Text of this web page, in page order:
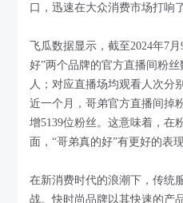
口，迅速在大众消费市场打响
飞瓜数据显示，截至2024年7
好”两个品牌的官方直播间粉
人；对应直播场均观看人次分
近一个月，哥弟官方直播间掉
增5139位粉丝。这意味着，在
面，“哥弟真的好”有更好的表现
在新消费时代的浪潮下，传统
战。快时尚品牌以其快速的产